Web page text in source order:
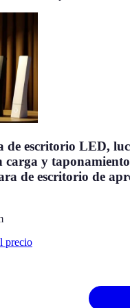
escritorio LED,
carga y
de escritorio de
precio